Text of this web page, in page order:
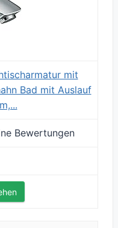
mit
Bad mit Auslauf
Bewertungen